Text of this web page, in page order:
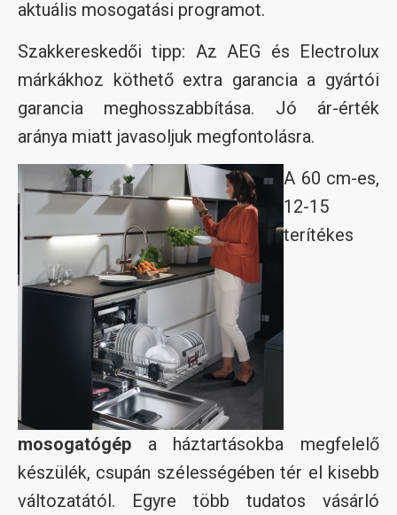
aktuális mosogatási programot.
Szakkereskedői tipp: Az AEG és Electrolux
márkákhoz köthető extra garancia a gyártói
garancia meghosszabbítása. Jó ár-érték
aránya miatt javasoljuk megfontolásra.
A 60 cm-es,
12-15
terítékes
mosogatógép a háztartásokba megfelelő
készülék, csupán szélességében tér el kisebb
változatától. Egyre több tudatos vásárló